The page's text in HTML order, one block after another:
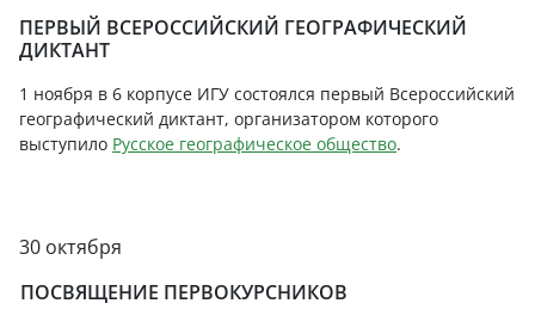
ПЕРВЫЙ ВСЕРОССИЙСКИЙ ГЕОГРАФИЧЕСКИЙ
ДИКТАНТ
1 ноября в 6 корпусе ИГУ состоялся первый Всероссийский
географический диктант, организатором которого
выступило Русское географическое общество.
30 октября
ПОСВЯЩЕНИЕ ПЕРВОКУРСНИКОВ